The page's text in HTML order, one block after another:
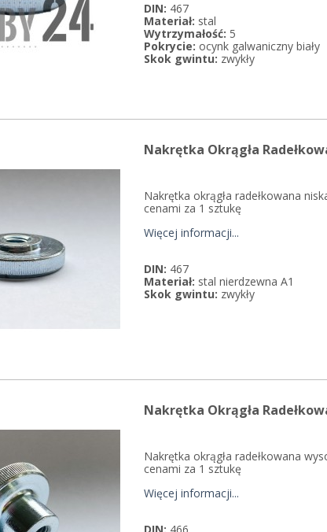
DIN: 467
Materiał: stal
Wytrzymałość: 5
Pokrycie: ocynk galwaniczny biały
Skok gwintu: zwykły
Nakrętka Okrągła
Nakrętka okrągła radełkowana
cenami za 1 sztukę
Więcej informacji...
DIN: 467
Materiał: stal nierdzewna A1
Skok gwintu: zwykły
Nakrętka Okrągła
Nakrętka okrągła radełkowana
cenami za 1 sztukę
Więcej informacji...